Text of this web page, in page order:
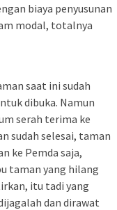
biaya penyusunan
modal, totalnya
saat ini sudah
dibuka. Namun
serah terima ke
sudah selesai, taman
ke Pemda saja,
taman yang hilang
itu tadi yang
dan dirawat